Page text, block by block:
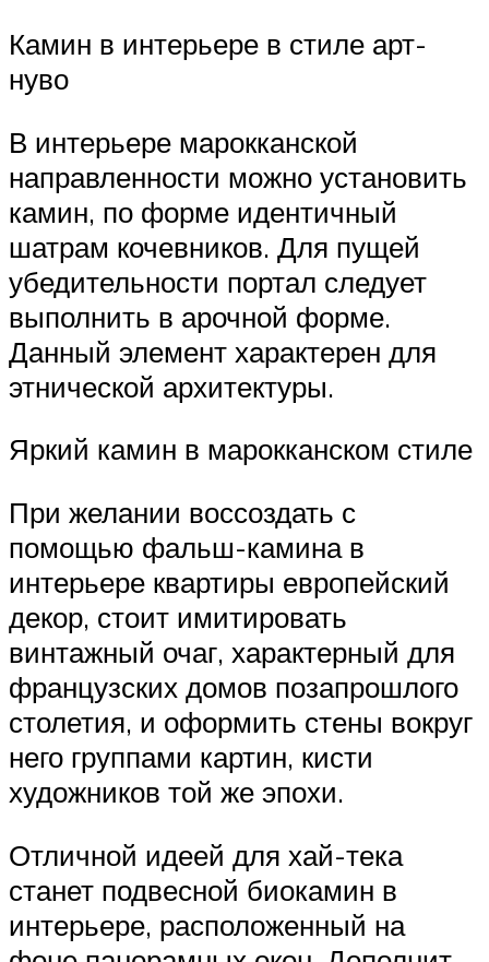
Камин в интерьере в стиле арт-
нуво
В интерьере марокканской
направленности можно установить
камин, по форме идентичный
шатрам кочевников. Для пущей
убедительности портал следует
выполнить в арочной форме.
Данный элемент характерен для
этнической архитектуры.
Яркий камин в марокканском стиле
При желании воссоздать с
помощью фальш-камина в
интерьере квартиры европейский
декор, стоит имитировать
винтажный очаг, характерный для
французских домов позапрошлого
столетия, и оформить стены вокруг
него группами картин, кисти
художников той же эпохи.
Отличной идеей для хай-тека
станет подвесной биокамин в
интерьере, расположенный на